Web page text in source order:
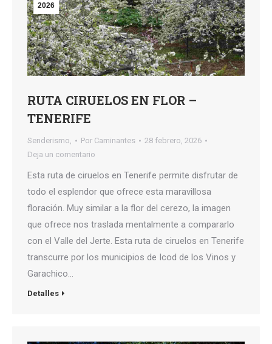
2026
RUTA CIRUELOS EN FLOR –
TENERIFE
Senderismo, Por Caminantes
28 febrero, 2026
Deja un comentario
Esta ruta de ciruelos en Tenerife permite disfrutar de
todo el esplendor que ofrece esta maravillosa
floración. Muy similar a la flor del cerezo, la imagen
que ofrece nos traslada mentalmente a compararlo
con el Valle del Jerte. Esta ruta de ciruelos en Tenerife
transcurre por los municipios de Icod de los Vinos y
Garachico…
Detalles